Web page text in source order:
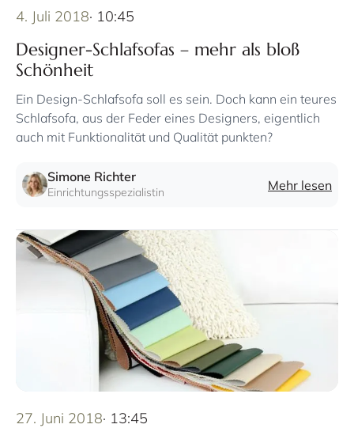
4. Juli 2018· 10:45
Designer-Schlafsofas – mehr als bloß
Schönheit
Ein Design-Schlafsofa soll es sein. Doch kann ein teures
Schlafsofa, aus der Feder eines Designers, eigentlich
auch mit Funktionalität und Qualität punkten?
Simone Richter
Einrichtungsspezialistin Mehr lesen
27. Juni 2018· 13:45